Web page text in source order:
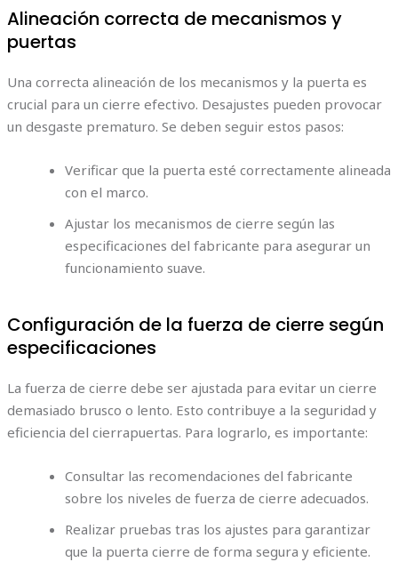
Alineación correcta de mecanismos y
puertas
Una correcta alineación de los mecanismos y la puerta es
crucial para un cierre efectivo. Desajustes pueden provocar
un desgaste prematuro. Se deben seguir estos pasos:
Verificar que la puerta esté correctamente alineada
con el marco.
Ajustar los mecanismos de cierre según las
especificaciones del fabricante para asegurar un
funcionamiento suave.
Configuración de la fuerza de cierre según
especificaciones
La fuerza de cierre debe ser ajustada para evitar un cierre
demasiado brusco o lento. Esto contribuye a la seguridad y
eficiencia del cierrapuertas. Para lograrlo, es importante:
Consultar las recomendaciones del fabricante
sobre los niveles de fuerza de cierre adecuados.
Realizar pruebas tras los ajustes para garantizar
que la puerta cierre de forma segura y eficiente.